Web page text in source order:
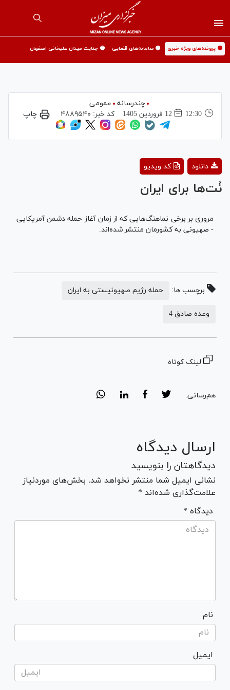
🟡 پرونده‌های ویژه خبری 🟡 سامانه‌های قضایی 🟡 جنایت میدان علیخانی اصفهان
چندرسانه
عمومی
12:30
12 فروردين 1405 کد خبر: ۴۸۸۹۵۴۰ چاپ
کد ویدیو دانلود
نُت‌ها برای ایران
مروری بر برخی نماهنگ‌هایی که از زمان آغاز حمله دشمن آمریکایی
- صهیونی به کشورمان منتشر شده‌اند.
برچسب ها: حمله رژیم صهیونیستی به ایران
وعده صادق 4
لینک کوتاه
هم‌رسانی:
ارسال دیدگاه
دیدگاهتان را بنویسید
نشانی ایمیل شما منتشر نخواهد شد. بخش‌های موردنیاز
علامت‌گذاری شده‌اند *
* دیدگاه
نام
ایمیل